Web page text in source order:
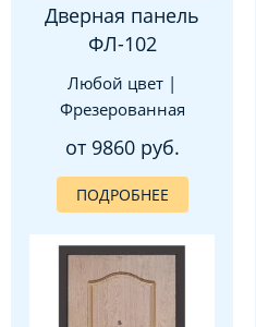
Дверная панель
ФЛ-102
Любой цвет |
Фрезерованная
от 9860 руб.
ПОДРОБНЕЕ